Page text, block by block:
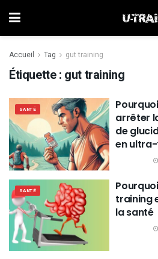
Accueil Tag gut training
Étiquette : gut training
SANTÉ
arrêter
de
en
SANTÉ
training
la santé